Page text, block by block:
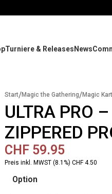
Turniere & ReleasesNews
Start/Magic the Gathering/Magic
ULTRA PRO
ZIPPERED
CHF 59.95
Preis inkl. MWST (8.1%) CHF 4.50
Option